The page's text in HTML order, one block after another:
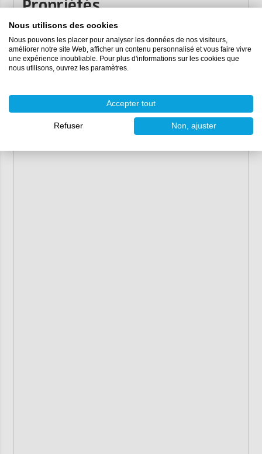
Propriétés
Contenu :2 grammes
Dosage :2 grammes conviennent pour environ 300
grammes d'époxy
Couleurs :
Doré - Orange - Vert
Vert - Violet - Bleu
Vert - Bleu - Violet
Nous utilisons des cookies
Nous pouvons les placer pour analyser les données de nos visiteurs,
améliorer notre site Web, afficher un contenu personnalisé et vous faire vivre
une expérience inoubliable. Pour plus d'informations sur les cookies que
nous utilisons, ouvrez les paramètres.
Accepter tout
Refuser Non, ajuster